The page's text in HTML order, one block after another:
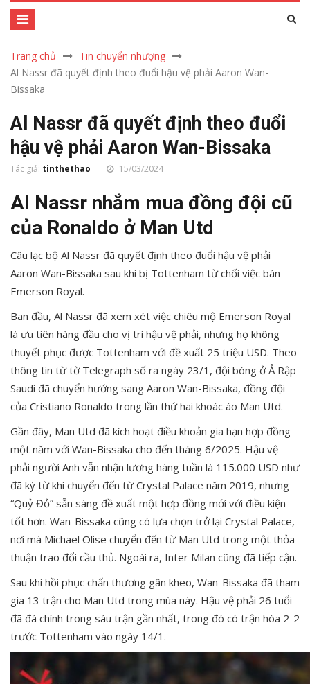
Trang chủ
Tin chuyển nhượng
Al Nassr đã quyết định theo đuổi hậu vệ phải Aaron Wan-
Bissaka
Al Nassr đã quyết định theo đuổi
hậu vệ phải Aaron Wan-Bissaka
Tác giả: tinthethao 15/03/2024
Al Nassr nhắm mua đồng đội cũ
của Ronaldo ở Man Utd
Câu lạc bộ Al Nassr đã quyết định theo đuổi hậu vệ phải
Aaron Wan-Bissaka sau khi bị Tottenham từ chối việc bán
Emerson Royal.
Ban đầu, Al Nassr đã xem xét việc chiêu mộ Emerson Royal
là ưu tiên hàng đầu cho vị trí hậu vệ phải, nhưng họ không
thuyết phục được Tottenham với đề xuất 25 triệu USD. Theo
thông tin từ tờ Telegraph số ra ngày 23/1, đội bóng ở Ả Rập
Saudi đã chuyển hướng sang Aaron Wan-Bissaka, đồng đội
của Cristiano Ronaldo trong lần thứ hai khoác áo Man Utd.
Gần đây, Man Utd đã kích hoạt điều khoản gia hạn hợp đồng
một năm với Wan-Bissaka cho đến tháng 6/2025. Hậu vệ
phải người Anh vẫn nhận lương hàng tuần là 115.000 USD như
đã ký từ khi chuyển đến từ Crystal Palace năm 2019, nhưng
“Quỷ Đỏ” sẵn sàng đề xuất một hợp đồng mới với điều kiện
tốt hơn. Wan-Bissaka cũng có lựa chọn trở lại Crystal Palace,
nơi mà Michael Olise chuyển đến từ Man Utd trong một thỏa
thuận trao đổi cầu thủ. Ngoài ra, Inter Milan cũng đã tiếp cận.
Sau khi hồi phục chấn thương gân kheo, Wan-Bissaka đã tham
gia 13 trận cho Man Utd trong mùa này. Hậu vệ phải 26 tuổi
đã đá chính trong sáu trận gần nhất, trong đó có trận hòa 2-2
trước Tottenham vào ngày 14/1.